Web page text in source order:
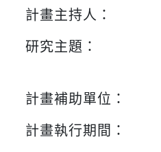
計畫主持人：
研究主題：
計畫補助單位：
計畫執行期間：